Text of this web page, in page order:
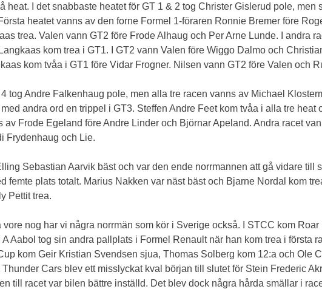
heat. I det snabbaste heatet för GT 1 & 2 tog Christer Gislerud pole,
heatet vanns av den forne Formel 1-föraren Ronnie Bremer före
trea. Valen vann GT2 före Frode Alhaug och Per Arne Lunde. I andra
kom trea i GT1. I GT2 vann Valen före Wiggo Dalmo och
kom tvåa i GT1 före Vidar Frogner. Nilsen vann GT2 före Valen och
4 tog Andre Falkenhaug pole, men alla tre racen vanns av Michael
andra ord en trippel i GT3. Steffen Andre Feet kom tvåa i alla tre
av Frode Egeland före Andre Linder och Björnar Apeland. Andra racet
Frydenhaug och Lie.
Sebastian Aarvik bäst och var den ende norrmannen att gå vidare
femte plats totalt. Marius Nakken var näst bäst och Bjarne Nordal kom
Pettit trea.
vore nog har vi några norrmän som kör i Sverige också. I STCC kom
Aabol tog sin andra pallplats i Formel Renault när han kom trea i första
kom Geir Kristian Svendsen sjua, Thomas Solberg kom 12:a och Ole
Thunder Cars blev ett misslyckat kval början till slutet för Stein Frederic
till racet var bilen bättre inställd. Det blev dock några hårda smällar i